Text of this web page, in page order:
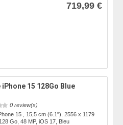
719,99 €
iPhone 15 128Go Blue
0 review(s)
15 , 15,5 cm (6.1"), 2556 x 1179
Go, 48 MP, iOS 17, Bleu